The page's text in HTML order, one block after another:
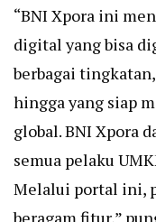
“BNI Xpora ini
digital yang bisa
berbagai
hingga yang siap
global. BNI Xpora
semua pelaku
Melalui portal ini,
beragam fitur,”